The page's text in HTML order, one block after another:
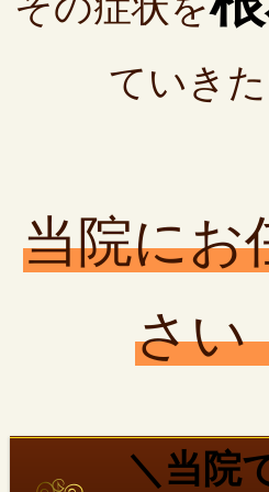
ていきた
当院にお
さい
＼当院